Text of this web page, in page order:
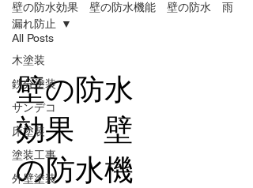
All Posts
木塗装
鉄分塗装
サンデコ
床塗装
塗装工事
外壁塗装
壁の防水効果 壁の防水機能 壁の防水 雨
漏れ防止
壁の防水
効果 壁
の防水機